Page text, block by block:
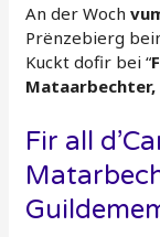
An der Woch
Prënzebierg
Kuckt dofir bei “
Mataarbechter,
Fir all